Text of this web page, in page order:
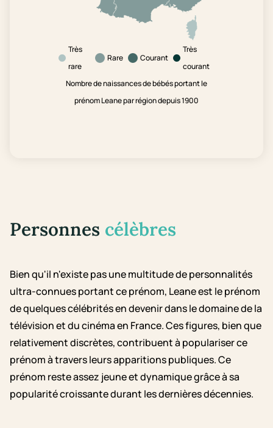
Très
rare
Rare Courant
Très
courant
Nombre de naissances de bébés portant le
prénom Leane par région depuis 1900
Personnes célèbres
Bien qu'il n'existe pas une multitude de personnalités
ultra-connues portant ce prénom, Leane est le prénom
de quelques célébrités en devenir dans le domaine de la
télévision et du cinéma en France. Ces figures, bien que
relativement discrètes, contribuent à populariser ce
prénom à travers leurs apparitions publiques. Ce
prénom reste assez jeune et dynamique grâce à sa
popularité croissante durant les dernières décennies.